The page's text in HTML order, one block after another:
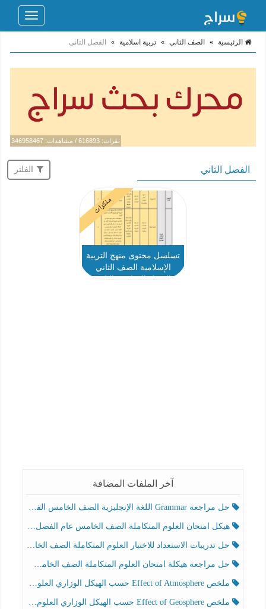
Toggle
الرئيسية » الصف الثاني » تربية اسلامية » الفصل الثاني
نقرات: 616893 / مشاهدات: 346958467
الفصل الثاني الفلتر
مذكرات
تسلسل محتوى منهج التربية
الإسلامية الصف الثاني
آخر الملفات المضافة
حل مراجعة Grammar اللغة الإنجليزية الصف الخامس الفصل الثالث
هيكل امتحان العلوم المتكاملة الصف الخامس عام الفصل الدراسي الثالث 2025-2026
حل تدريبات الاستعداد للاختبار العلوم المتكاملة الصف الخامس عام الفصل الثالث
حل مراجعة هيكلة امتحان العلوم المتكاملة الصف الخامس انسبير الفصل الثالث
ملخص Effect of Atmosphere حسب الهيكل الوزاري العلوم المتكاملة الصف الخامس انسبير الفصل الثالث
ملخص Effect of Geosphere حسب الهيكل الوزاري العلوم المتكاملة الصف الخامس انسبير الفصل الثالث